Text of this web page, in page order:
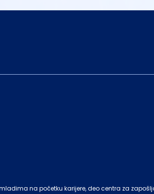
na početku karijere, deo centra za